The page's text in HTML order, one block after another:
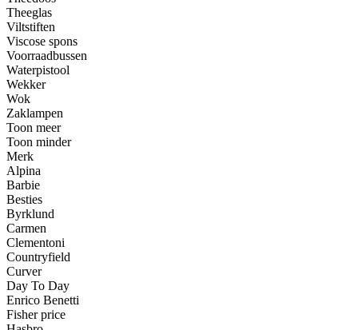
Theeglas
Viltstiften
Viscose spons
Voorraadbussen
Waterpistool
Wekker
Wok
Zaklampen
Toon meer
Toon minder
Merk
Alpina
Barbie
Besties
Byrklund
Carmen
Clementoni
Countryfield
Curver
Day To Day
Enrico Benetti
Fisher price